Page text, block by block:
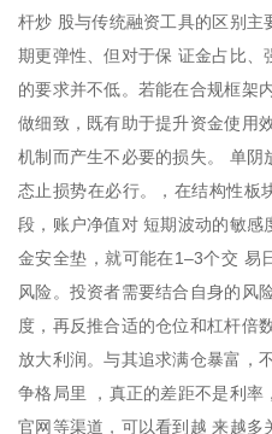
杆炒 股与传统融资工具的区别主
期更弹性、但对于保 证金占比
的要求并不低。若能在合规框架
做细致，既有助于提升资金使用
机制而产生不必要的损失。 单阴
态止损势在必行。，在结构性板
段，账户净值对 短期波动的敏感
金安全垫，就可能在1–3个交 易
风险。投资者需要结合自身的风
度，再反推合适的仓位和杠杆倍
放大利润。与其追求满仓暴富，
争格局里 ，真正的差距不是利率
官网等渠道，可以看到越 来越多